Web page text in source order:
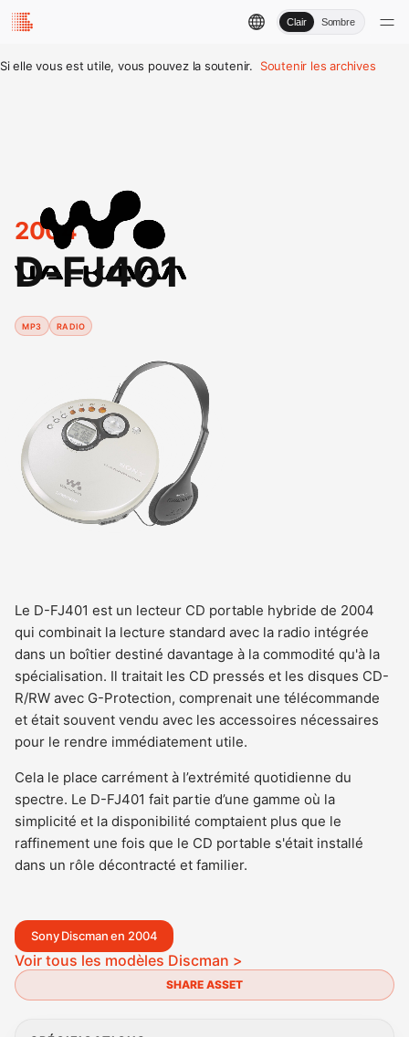
Clair Sombre
Si elle vous est utile, vous pouvez la soutenir. Soutenir les archives
2004
D-FJ401
MP3 RADIO
Le D-FJ401 est un lecteur CD portable hybride de 2004
qui combinait la lecture standard avec la radio intégrée
dans un boîtier destiné davantage à la commodité qu'à la
spécialisation. Il traitait les CD pressés et les disques CD-
R/RW avec G-Protection, comprenait une télécommande
et était souvent vendu avec les accessoires nécessaires
pour le rendre immédiatement utile.
Cela le place carrément à l’extrémité quotidienne du
spectre. Le D-FJ401 fait partie d’une gamme où la
simplicité et la disponibilité comptaient plus que le
raffinement une fois que le CD portable s'était installé
dans un rôle décontracté et familier.
Sony Discman en 2004
Voir tous les modèles Discman >
SHARE ASSET